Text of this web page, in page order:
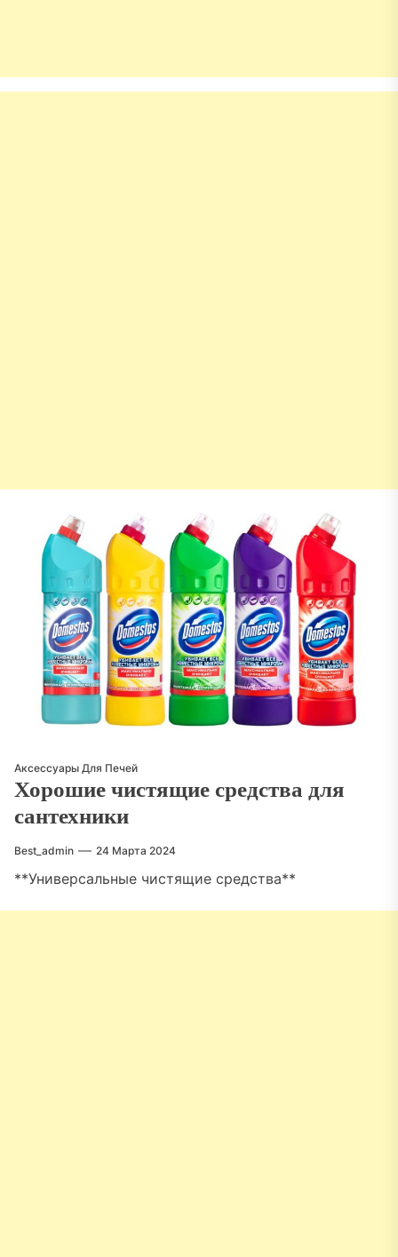
Аксессуары Для Печей
Хорошие чистящие средства для
сантехники
Best_admin 24 Марта 2024
**Универсальные чистящие средства**